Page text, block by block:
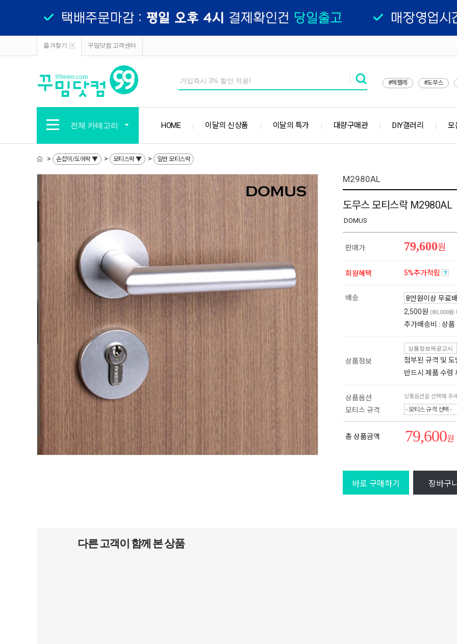
즐겨찾기 꾸밈닷컴 고객센터
#헤펠레 #도무스
전체 카테고리 HOME 이달의 신상품 이달의 특가 대량구매관 DIY갤러리 모
> 손잡이/도어락 ▼ > 모티스락 ▼ > 일반 모티스락
M2980AL
도무스 모티스락 M2980AL
DOMUS
판매가 79,600원
회원혜택 5%추가적립
배송
2,500원 (80,000원
추가배송비 : 상
상품정보
상품정보제공고시
첨부된 규격 및
반드시 제품 수령
상품옵션 상품옵션을 선택해 주
모티스 규격 - 모티스 규격 선택 -
총 상품금액 79,600원
바로 구매하기 장바구
다른 고객이 함께 본 상품